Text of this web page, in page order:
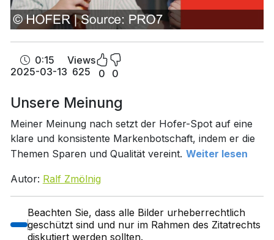
0:15
2025-03-13
Views
625
0 0
Unsere Meinung
Meiner Meinung nach setzt der Hofer-Spot auf eine
klare und konsistente Markenbotschaft, indem er die
Themen Sparen und Qualität vereint. Weiter lesen
Autor: Ralf Zmölnig
Beachten Sie, dass alle Bilder urheberrechtlich
geschützt sind und nur im Rahmen des Zitatrechts
diskutiert werden sollten.